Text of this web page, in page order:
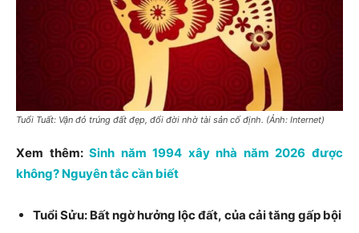
Tuổi Tuất: Vận đỏ trúng đất đẹp, đổi đời nhờ tài sản cố định. (Ảnh: Internet)
Xem thêm: Sinh năm 1994 xây nhà năm 2026 được
không? Nguyên tắc cần biết
Tuổi Sửu: Bất ngờ hưởng lộc đất, của cải tăng gấp bội